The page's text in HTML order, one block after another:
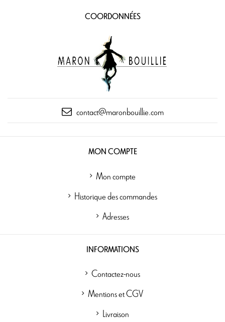
COORDONNÉES
contact@maronbouillie.com
MON COMPTE
Mon compte
Historique des commandes
Adresses
INFORMATIONS
Contactez-nous
Mentions et CGV
Livraison